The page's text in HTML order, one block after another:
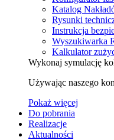
Katalog
Rysunki
Instrukcja
Wyszukiwarka
Kalkulator
Wykonaj symulację
Używając naszego
Pokaż więcej
Do pobrania
Realizacje
Aktualności